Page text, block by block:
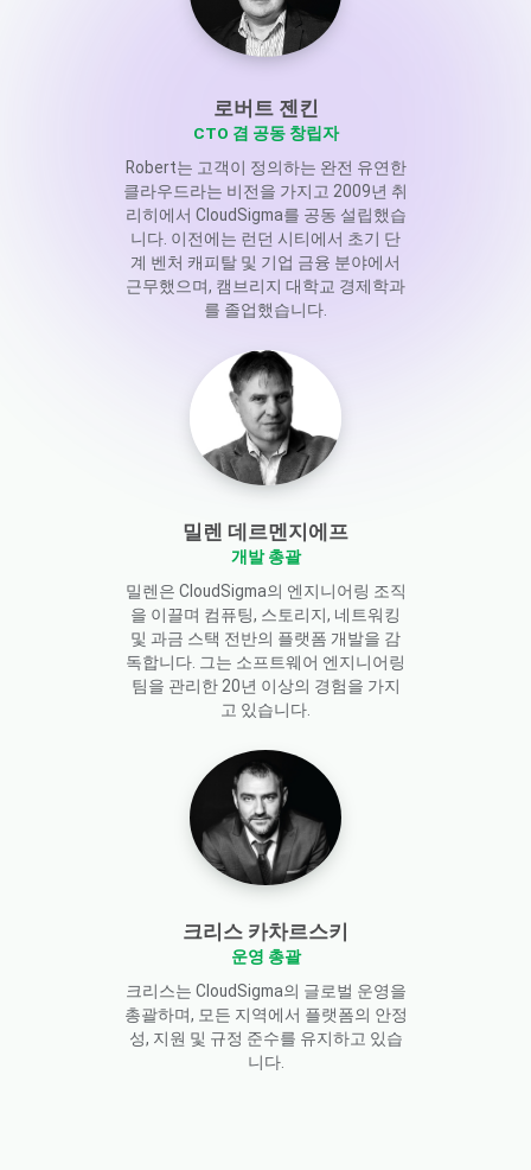
로버트 젠킨
CTO 겸 공동 창립자
Robert는 고객이 정의하는 완전 유연한
클라우드라는 비전을 가지고 2009년 취
리히에서 CloudSigma를 공동 설립했습
니다. 이전에는 런던 시티에서 초기 단
계 벤처 캐피탈 및 기업 금융 분야에서
근무했으며, 캠브리지 대학교 경제학과
를 졸업했습니다.
밀렌 데르멘지에프
개발 총괄
밀렌은 CloudSigma의 엔지니어링 조직
을 이끌며 컴퓨팅, 스토리지, 네트워킹
및 과금 스택 전반의 플랫폼 개발을 감
독합니다. 그는 소프트웨어 엔지니어링
팀을 관리한 20년 이상의 경험을 가지
고 있습니다.
크리스 카차르스키
운영 총괄
크리스는 CloudSigma의 글로벌 운영을
총괄하며, 모든 지역에서 플랫폼의 안정
성, 지원 및 규정 준수를 유지하고 있습
니다.